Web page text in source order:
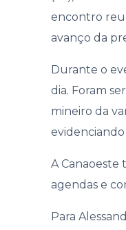
encontro
avanço da
Durante o
dia. Foram
mineiro da
A Canaoeste
agendas e
Para